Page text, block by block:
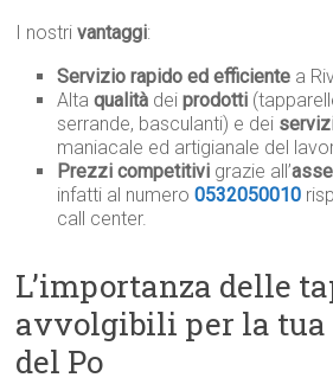
I nostrivantaggi:
Servizio rapido ed efficiente a
Altaqualità deiprodotti
serrande, basculanti) e dei
maniacale ed artigianale del
Prezzi competitivi grazie all’
infatti al numero0532050010
call center.
L’importanza delle
avvolgibili per la tua
del Po